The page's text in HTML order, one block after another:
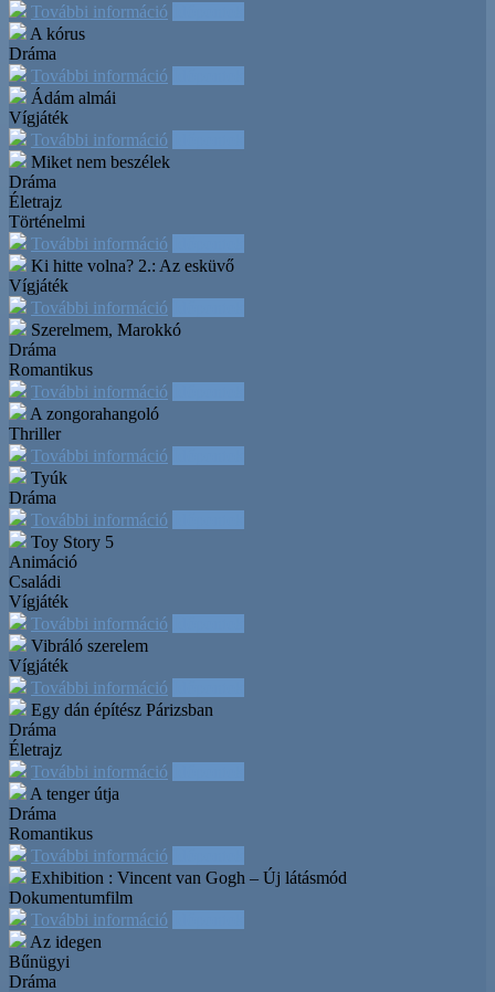
További információ
A kórus
Dráma
További információ
Ádám almái
Vígjáték
További információ
Miket nem beszélek
Dráma
Életrajz
Történelmi
További információ
Ki hitte volna? 2.: Az esküvő
Vígjáték
További információ
Szerelmem, Marokkó
Dráma
Romantikus
További információ
A zongorahangoló
Thriller
További információ
Tyúk
Dráma
További információ
Toy Story 5
Animáció
Családi
Vígjáték
További információ
Vibráló szerelem
Vígjáték
További információ
Egy dán építész Párizsban
Dráma
Életrajz
További információ
A tenger útja
Dráma
Romantikus
További információ
Exhibition : Vincent van Gogh – Új látásmód
Dokumentumfilm
További információ
Az idegen
Bűnügyi
Dráma